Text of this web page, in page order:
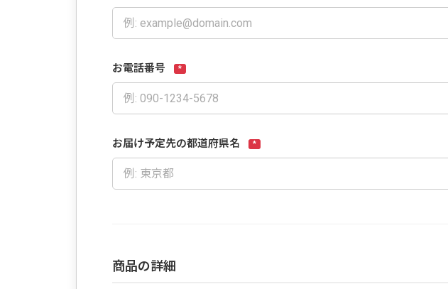
お電話番号 *
お届け予定先の都道府県名 *
商品の詳細